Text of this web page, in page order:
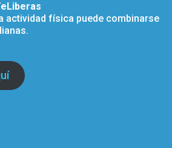
actividad física puede combinarse